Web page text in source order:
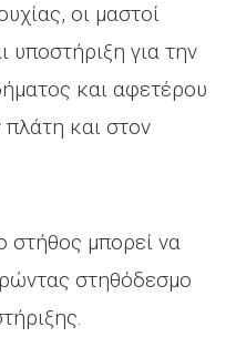
οι μαστοί
υποστήριξη για την
και αφετέρου
και στον
στήθος μπορεί να
στηθόδεσμο